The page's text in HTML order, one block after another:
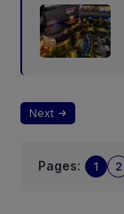
Next
Pages: 1 2